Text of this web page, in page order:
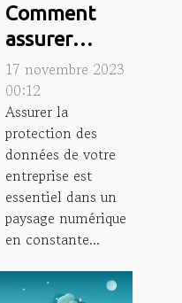
Comment
assurer
efficacement
la protection
des données
de votre
entreprise ?
17 novembre 2023
00:12
Assurer la
protection des
données de votre
entreprise est
essentiel dans un
paysage numérique
en constante...